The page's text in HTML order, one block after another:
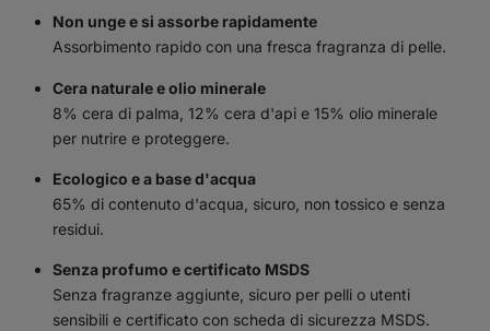
Non unge e si assorbe rapidamente
Assorbimento rapido con una fresca fragranza di pelle.
Cera naturale e olio minerale
8% cera di palma, 12% cera d'api e 15% olio minerale
per nutrire e proteggere.
Ecologico e a base d'acqua
65% di contenuto d'acqua, sicuro, non tossico e senza
residui.
Senza profumo e certificato MSDS
Senza fragranze aggiunte, sicuro per pelli o utenti
sensibili e certificato con scheda di sicurezza MSDS.